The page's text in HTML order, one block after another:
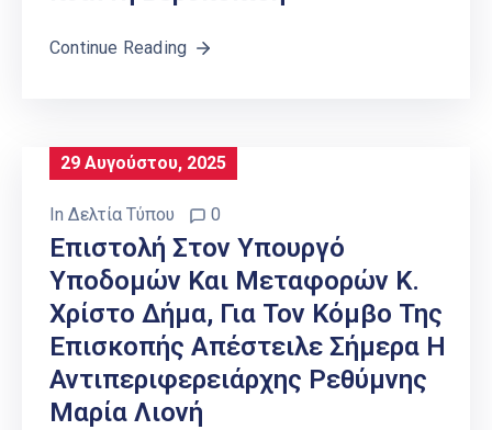
Continue Reading
29 Αυγούστου, 2025
In Δελτία Τύπου 0
Επιστολή Στον Υπουργό
Υποδομών Και Μεταφορών Κ.
Χρίστο Δήμα, Για Τον Κόμβο Της
Επισκοπής Απέστειλε Σήμερα Η
Αντιπεριφερειάρχης Ρεθύμνης
Μαρία Λιονή